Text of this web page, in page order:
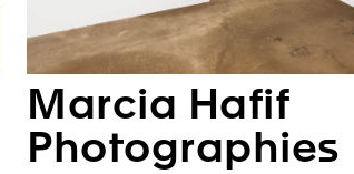
Marcia Hafif
Photographies